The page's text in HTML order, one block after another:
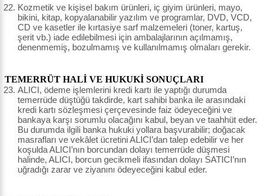
Kozmetik ve kişisel bakım ürünleri, iç giyim ürünleri, mayo,
bikini, kitap, kopyalanabilir yazılım ve programlar, DVD, VCD,
CD ve kasetler ile kırtasiye sarf malzemeleri (toner, kartuş,
şerit vb.) iade edilebilmesi için ambalajlarının açılmamış,
denenmemiş, bozulmamış ve kullanılmamış olmaları gerekir.
TEMERRÜT HALİ VE HUKUKİ SONUÇLARI
ALICI, ödeme işlemlerini kredi kartı ile yaptığı durumda
temerrüde düştüğü takdirde, kart sahibi banka ile arasındaki
kredi kartı sözleşmesi çerçevesinde faiz ödeyeceğini ve
bankaya karşı sorumlu olacağını kabul, beyan ve taahhüt eder.
Bu durumda ilgili banka hukuki yollara başvurabilir; doğacak
masrafları ve vekâlet ücretini ALICI’dan talep edebilir ve her
koşulda ALICI’nın borcundan dolayı temerrüde düşmesi
halinde, ALICI, borcun gecikmeli ifasından dolayı SATICI’nın
uğradığı zarar ve ziyanını ödeyeceğini kabul eder.